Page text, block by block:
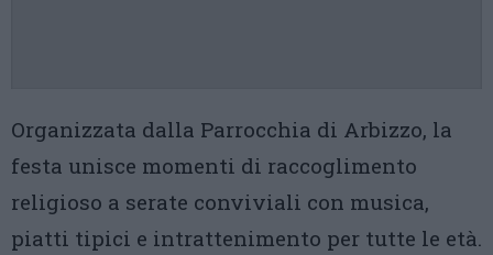
Organizzata dalla Parrocchia di Arbizzo, la
festa unisce momenti di raccoglimento
religioso a serate conviviali con musica,
piatti tipici e intrattenimento per tutte le età.